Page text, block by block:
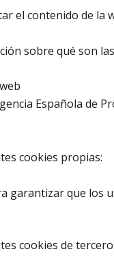
el contenido de
sobre qué son
Española de
cookies propias:
garantizar que los
cookies de